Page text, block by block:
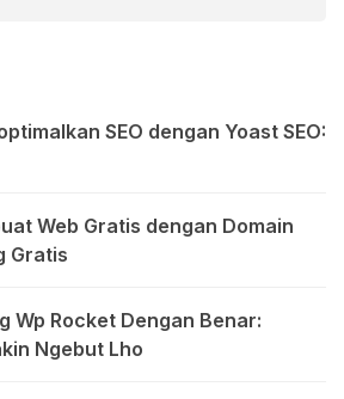
SEO dengan Yoast SEO:
Web Gratis dengan Domain
Gratis
Wp Rocket Dengan Benar:
Ngebut Lho